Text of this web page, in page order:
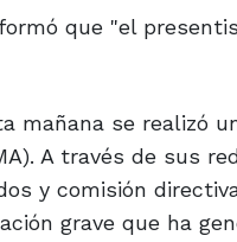
que "el
mañana se realizó
A través de sus
y comisión
grave que ha